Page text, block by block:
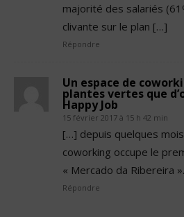
majorité des salariés
clivante sur le plan […]
Répondre
Un espace de
plantes vertes que
Happy Job
15 février 2017 à 15 h 42 min
[…] depuis quelques
coworking occupe le
« Mercado da Ribereira
Répondre